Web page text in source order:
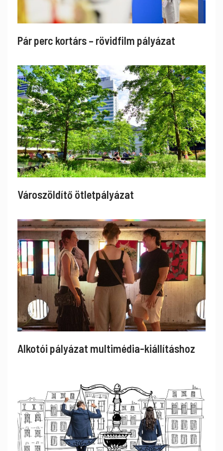
Pár perc kortárs – rövidfilm pályázat
Városzöldítő ötletpályázat
Alkotói pályázat multimédia-kiállításhoz